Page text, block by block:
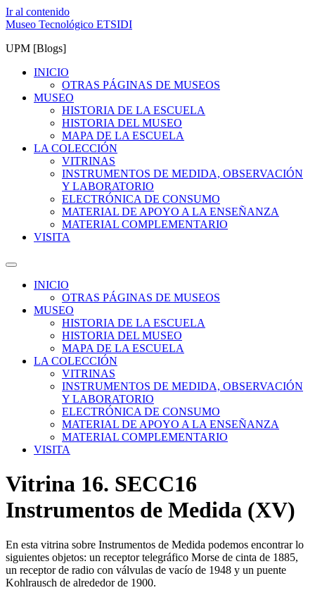
Ir al contenido
Museo Tecnológico ETSIDI
UPM [Blogs]
INICIO
OTRAS PÁGINAS DE MUSEOS
MUSEO
HISTORIA DE LA ESCUELA
HISTORIA DEL MUSEO
MAPA DE LA ESCUELA
LA COLECCIÓN
VITRINAS
INSTRUMENTOS DE MEDIDA, OBSERVACIÓN
Y LABORATORIO
ELECTRÓNICA DE CONSUMO
MATERIAL DE APOYO A LA ENSEÑANZA
MATERIAL COMPLEMENTARIO
VISITA
INICIO
OTRAS PÁGINAS DE MUSEOS
MUSEO
HISTORIA DE LA ESCUELA
HISTORIA DEL MUSEO
MAPA DE LA ESCUELA
LA COLECCIÓN
VITRINAS
INSTRUMENTOS DE MEDIDA, OBSERVACIÓN
Y LABORATORIO
ELECTRÓNICA DE CONSUMO
MATERIAL DE APOYO A LA ENSEÑANZA
MATERIAL COMPLEMENTARIO
VISITA
Vitrina 16. SECC16
Instrumentos de Medida (XV)
En esta vitrina sobre Instrumentos de Medida podemos encontrar lo
siguientes objetos: un receptor telegráfico Morse de cinta de 1885,
un receptor de radio con válvulas de vacío de 1948 y un puente
Kohlrausch de alrededor de 1900.